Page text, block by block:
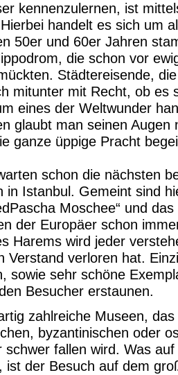
kennenzulernen, ist
handelt es sich um
50er und 60er Jahren
die schon vor
Städtereisende,
mitunter mit Recht, ob es
eines der Weltwunder
glaubt man seinen Augen
ganze üppige Pracht
schon die nächsten
in Istanbul. Gemeint sind
Moschee“ und das
der Europäer schon
Harems wird jeder
Verstand verloren hat.
sowie sehr schöne
Besucher erstaunen.
zahlreiche Museen,
byzantinischen oder
schwer fallen wird. Was
ist der Besuch auf dem